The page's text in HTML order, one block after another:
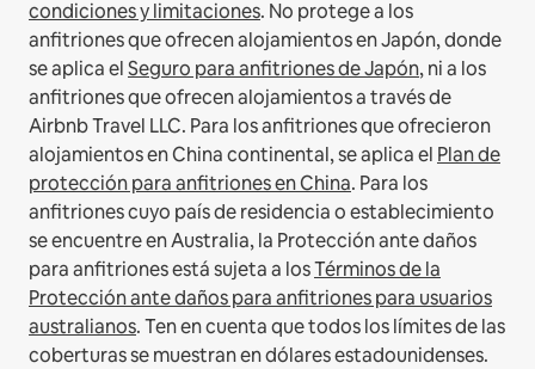
condiciones y limitaciones. No protege a los
anfitriones que ofrecen alojamientos en Japón, donde
se aplica elSeguro para anfitriones de Japón, ni a los
anfitriones que ofrecen alojamientos a través de
Airbnb Travel LLC. Para los anfitriones que ofrecieron
alojamientos en China continental, se aplica el Plan de
protección para anfitriones en China. Para los
anfitriones cuyo país de residencia o establecimiento
se encuentre en Australia, la Protección ante daños
para anfitriones está sujeta a losTérminos de la
Protección ante daños para anfitriones para usuarios
australianos. Ten en cuenta que todos los límites de las
coberturas se muestran en dólares estadounidenses.